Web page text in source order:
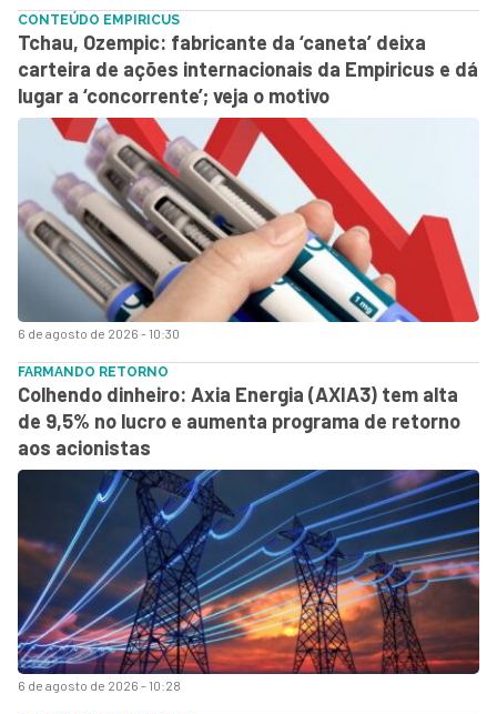
6 de agosto de 2026 - 10:30
CONTEÚDO EMPIRICUS
Tchau, Ozempic: fabricante da ‘caneta’ deixa
carteira de ações internacionais da Empiricus e dá
lugar a ‘concorrente’; veja o motivo
6 de agosto de 2026 - 10:28
FARMANDO RETORNO
Colhendo dinheiro: Axia Energia (AXIA3) tem alta
de 9,5% no lucro e aumenta programa de retorno
aos acionistas